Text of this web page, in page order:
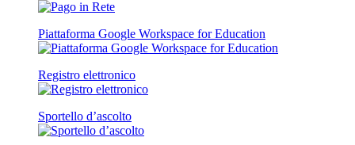
Piattaforma Google Workspace for Education
Registro elettronico
Sportello d’ascolto